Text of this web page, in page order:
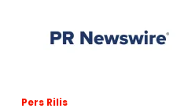
Pers Rilis